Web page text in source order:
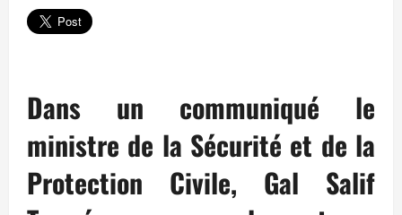
Dans un communiqué le
ministre de la Sécurité et de la
Protection Civile, Gal Salif